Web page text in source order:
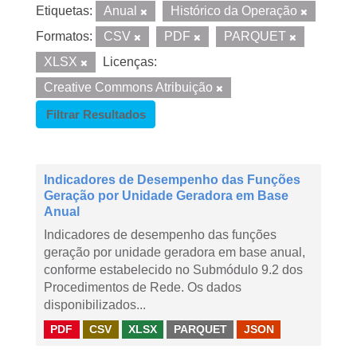
Etiquetas: Anual
Histórico da Operação
Formatos:
CSV PDF
PARQUET
XLSX
Licenças:
Creative Commons Atribuição
Filtrar Resultados
Indicadores de Desempenho das Funções
Geração por Unidade Geradora em Base
Anual
Indicadores de desempenho das funções
geração por unidade geradora em base anual,
conforme estabelecido no Submódulo 9.2 dos
Procedimentos de Rede. Os dados
disponibilizados...
PDF CSV XLSX PARQUET JSON